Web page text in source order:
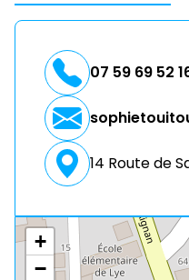
07 59 69 52
14 Route de
+
−